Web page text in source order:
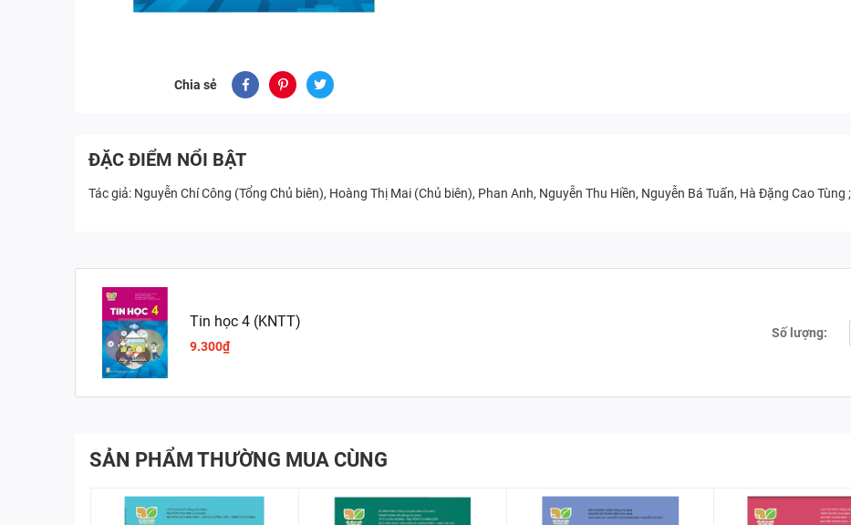
Chia sẻ
ĐẶC ĐIỂM NỔI BẬT
Tác giả: Nguyễn Chí Công (Tổng Chủ biên), Hoàng Thị Mai (Chủ biên), Phan Anh, Nguyễn Thu Hiền, Nguyễn Bá Tuấn, Hà Đặng Cao
Tin học 4 (KNTT)
9.300₫
Số lượng:
SẢN PHẨM THƯỜNG MUA CÙNG